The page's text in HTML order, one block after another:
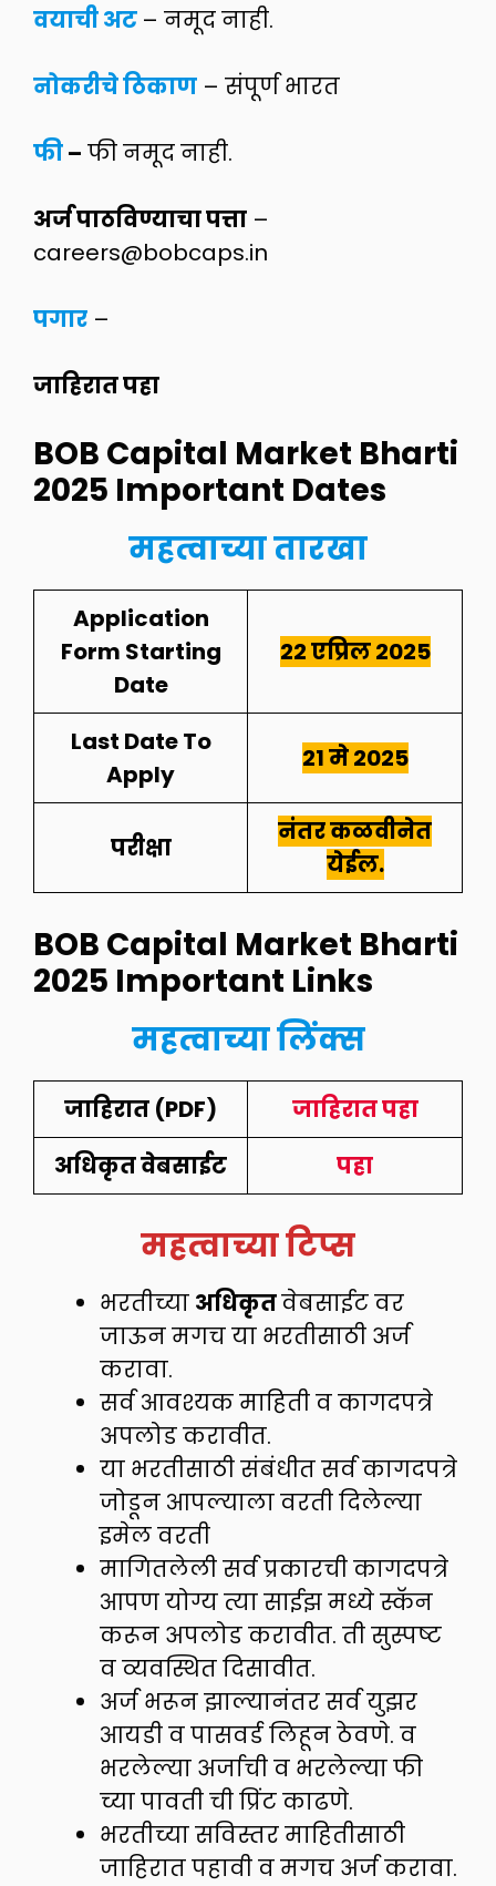
वयाची अट – नमूद नाही.
नोकरीचे ठिकाण – संपूर्ण भारत
फी– फी नमूद नाही.
अर्ज पाठविण्याचा पत्ता –
careers@bobcaps.in
पगार –
जाहिरात पहा
BOB Capital Market Bharti
2025 Important Dates
महत्वाच्या तारखा
Application
Form Starting
Date
22 एप्रिल2025
Last Date To
Apply
21 मे2025
परीक्षा
नंतर कळवीनेत
येईल.
BOB Capital Market Bharti
2025 Important Links
महत्वाच्या लिंक्स
जाहिरात (PDF)
जाहिरात पहा
अधिकृत वेबसाईट
पहा
महत्वाच्या टिप्स
भरतीच्या अधिकृतवेबसाईट वर
जाऊन मगच या भरतीसाठी अर्ज
करावा.
सर्व आवश्यक माहिती व कागदपत्रे
अपलोड करावीत.
या भरतीसाठी संबंधीत सर्व कागदपत्रे
जोडून आपल्याला वरती दिलेल्या
इमेल वरती
मागितलेली सर्व प्रकारची कागदपत्रे
आपण योग्य त्या साईझ मध्ये स्कॅन
करून अपलोड करावीत. ती सुस्पष्ट
व व्यवस्थित दिसावीत.
अर्ज भरून झाल्यानंतर सर्व युझर
आयडी व पासवर्ड लिहून ठेवणे. व
भरलेल्या अर्जाची व भरलेल्या फी
च्या पावती ची प्रिंट काढणे.
भरतीच्या सविस्तर माहितीसाठी
जाहिरात पहावी व मगच अर्ज करावा.